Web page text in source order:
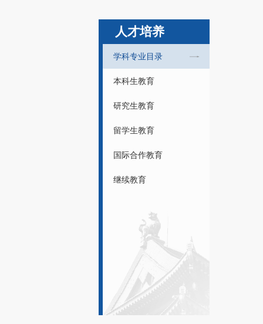
人才培养
学科专业目录
本科生教育
研究生教育
留学生教育
国际合作教育
继续教育